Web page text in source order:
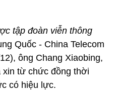
tập đoàn viễn thông
Quốc - China Telecom
ông Chang Xiaobing,
xin từ chức đồng thời
có hiệu lực.